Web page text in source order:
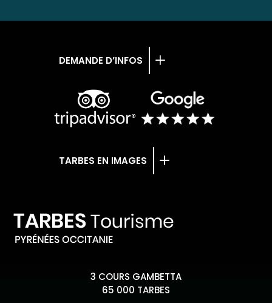
DEMANDE D’INFOS
TARBES EN IMAGES
3 COURS GAMBETTA
65 000 TARBES